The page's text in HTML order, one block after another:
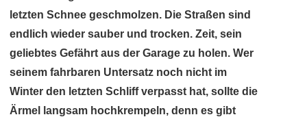
letzten Schnee geschmolzen. Die Straßen sind
endlich wieder sauber und trocken. Zeit, sein
geliebtes Gefährt aus der Garage zu holen. Wer
seinem fahrbaren Untersatz noch nicht im
Winter den letzten Schliff verpasst hat, sollte die
Ärmel langsam hochkrempeln, denn es gibt